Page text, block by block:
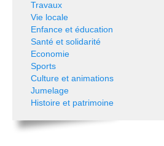
Travaux
Vie locale
Enfance et éducation
Santé et solidarité
Economie
Sports
Culture et animations
Jumelage
Histoire et patrimoine